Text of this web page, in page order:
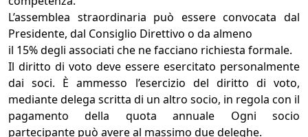
L’assemblea straordinaria può essere convocata dal
Presidente, dal Consiglio Direttivo o da almeno
il 15% degli associati che ne facciano richiesta formale.
Il diritto di voto deve essere esercitato personalmente
dai soci. È ammesso l’esercizio del diritto di voto,
mediante delega scritta di un altro socio, in regola con il
pagamento della quota annuale Ogni socio
partecipante può avere al massimo due deleghe.